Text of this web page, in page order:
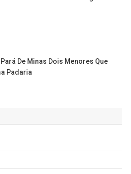
De Minas Dois Menores Que
Padaria